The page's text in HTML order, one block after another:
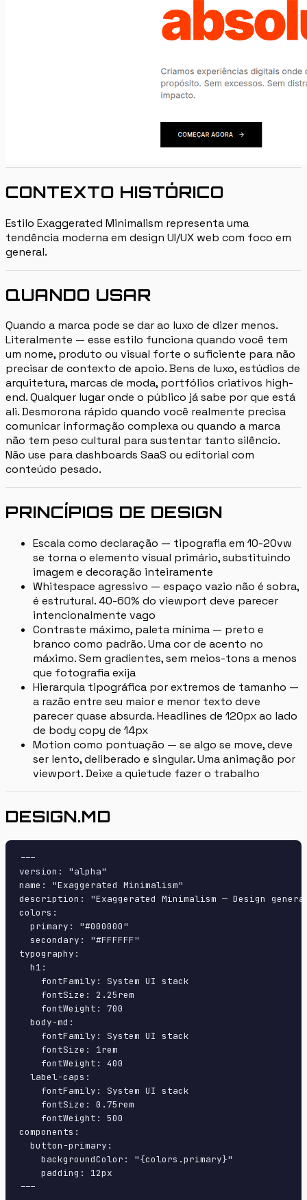
CONTEXTO HISTÓRICO
Estilo Exaggerated Minimalism representa uma
tendência moderna em design UI/UX web com foco em
general.
QUANDO USAR
Quando a marca pode se dar ao luxo de dizer menos.
Literalmente — esse estilo funciona quando você tem
um nome, produto ou visual forte o suficiente para não
precisar de contexto de apoio. Bens de luxo, estúdios de
arquitetura, marcas de moda, portfólios criativos high-
end. Qualquer lugar onde o público já sabe por que está
ali. Desmorona rápido quando você realmente precisa
comunicar informação complexa ou quando a marca
não tem peso cultural para sustentar tanto silêncio.
Não use para dashboards SaaS ou editorial com
conteúdo pesado.
PRINCÍPIOS DE DESIGN
Escala como declaração — tipografia em 10-20vw
se torna o elemento visual primário, substituindo
imagem e decoração inteiramente
Whitespace agressivo — espaço vazio não é sobra,
é estrutural. 40-60% do viewport deve parecer
intencionalmente vago
Contraste máximo, paleta mínima — preto e
branco como padrão. Uma cor de acento no
máximo. Sem gradientes, sem meios-tons a menos
que fotografia exija
Hierarquia tipográfica por extremos de tamanho —
a razão entre seu maior e menor texto deve
parecer quase absurda. Headlines de 120px ao lado
de body copy de 14px
Motion como pontuação — se algo se move, deve
ser lento, deliberado e singular. Uma animação por
viewport. Deixe a quietude fazer o trabalho
DESIGN.MD
---
version: "alpha"
name: "Exaggerated Minimalism"
description: "Exaggerated Minimalism — Design
colors:
  primary: "#000000"
  secondary: "#FFFFFF"
typography:
  h1:
    fontFamily: System UI stack
    fontSize: 2.25rem
    fontWeight: 700
  body-md:
    fontFamily: System UI stack
    fontSize: 1rem
    fontWeight: 400
  label-caps:
    fontFamily: System UI stack
    fontSize: 0.75rem
    fontWeight: 500
components:
  button-primary:
    backgroundColor: "{colors.primary}"
    padding: 12px
---